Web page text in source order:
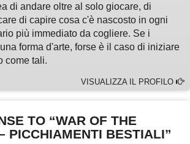
di andare oltre al solo giocare, di
di capire cosa c'è nascosto in ogni
più immediato da cogliere. Se i
forma d'arte, forse è il caso di iniziare
come tali.
VISUALIZZA IL PROFILO
TO “WAR OF THE
PICCHIAMENTI BESTIALI”